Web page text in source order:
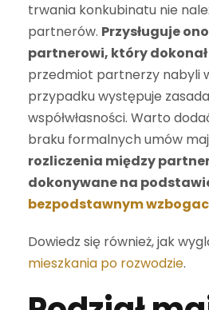
trwania konkubinatu nie
partnerów. Przysługuje
partnerowi, który
przedmiot partnerzy nabyli
przypadku występuje
współwłasności. Warto
braku formalnych umów
rozliczenia między
dokonywane na
bezpodstawnym
Dowiedz się również, jak
mieszkania po rozwodzie.